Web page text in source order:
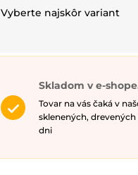
Vyberte najskôr variant
Skladom v e-
Tovar na vás čaká v
sklenených,
dni